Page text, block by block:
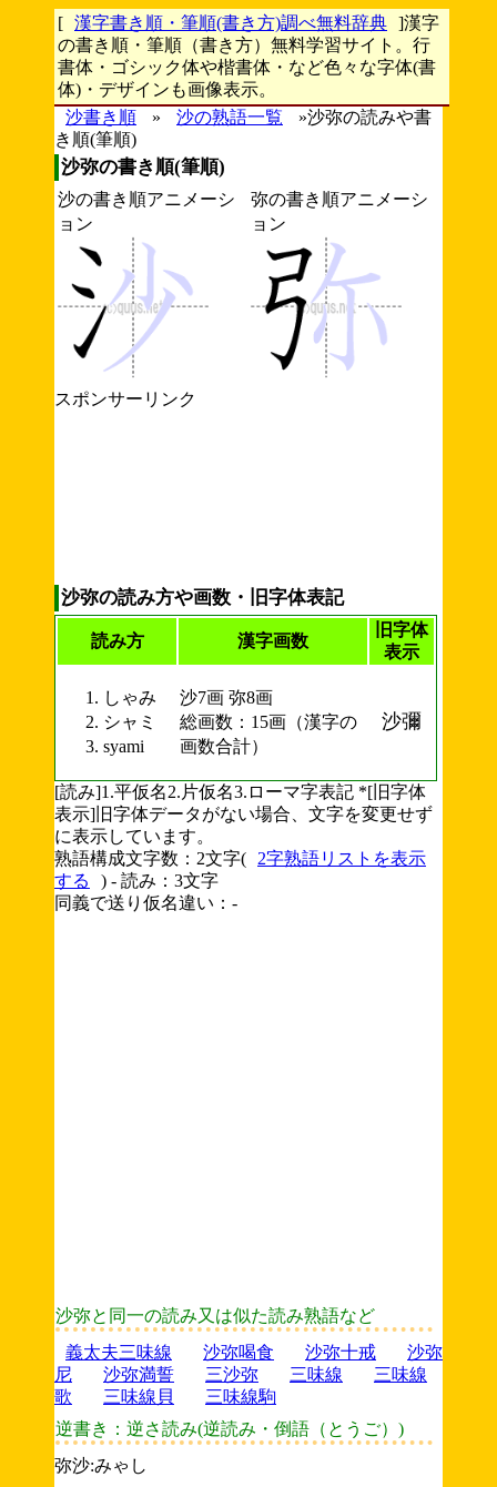
[ 漢字書き順・筆順(書き方)調べ無料辞典 ]漢字
の書き順・筆順（書き方）無料学習サイト。行
書体・ゴシック体や楷書体・など色々な字体(書
体)・デザインも画像表示。
沙書き順
» 沙の熟語一覧
»沙弥の読みや書
き順(筆順)
沙弥の書き順(筆順)
沙の書き順アニメーシ
ョン
弥の書き順アニメーシ
ョン
スポンサーリンク
沙弥の読み方や画数・旧字体表記
読み方 漢字画数
旧字体
表示
しゃみ
シャミ
syami
沙7画 弥8画
総画数：15画（漢字の
画数合計）
沙彌
[読み]1.平仮名2.片仮名3.ローマ字表記 *[旧字体
表示]旧字体データがない場合、文字を変更せず
に表示しています。
熟語構成文字数：2文字(
2字熟語リストを表示
する
) - 読み：3文字
同義で送り仮名違い：-
沙弥と同一の読み又は似た読み熟語など
義太夫三味線
沙弥喝食 沙弥十戒
沙弥
尼
沙弥満誓 三沙弥 三味線
三味線
歌
三味線貝
三味線駒
逆書き：逆さ読み(逆読み・倒語（とうご）)
弥沙:みゃし